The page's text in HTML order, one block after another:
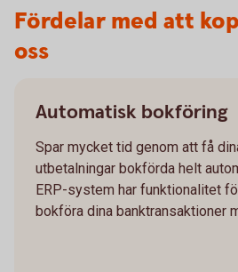
Fördelar med att
oss
Automatisk bokföring
Spar mycket tid genom att få
utbetalningar bokförda helt
ERP-system har funktionalitet
bokföra dina banktransaktioner